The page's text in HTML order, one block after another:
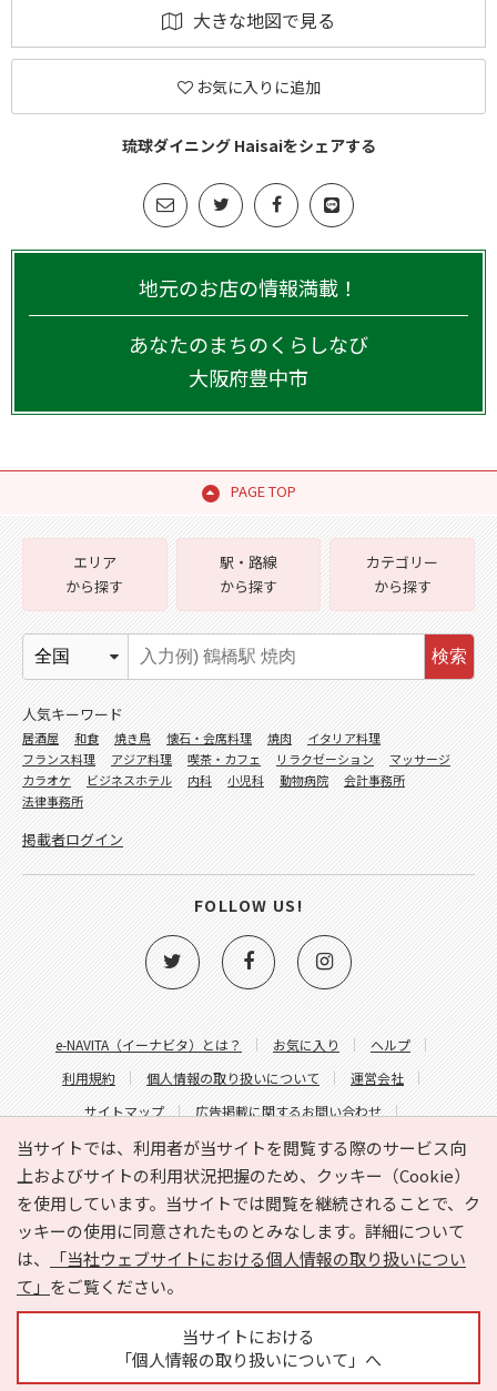
大きな地図で見る
お気に入りに追加
琉球ダイニング Haisaiをシェアする
地元のお店の情報満載！
あなたのまちのくらしなび
大阪府豊中市
PAGE TOP
当サイトでは、利用者が当サイトを閲覧する際のサービス向
上およびサイトの利用状況把握のため、クッキー（Cookie）
を使用しています。当サイトでは閲覧を継続されることで、ク
ッキーの使用に同意されたものとみなします。詳細について
は、
「当社ウェブサイトにおける個人情報の取り扱いについ
て」 をご覧ください。
当サイトにおける
「個人情報の取り扱いについて」へ
e-NAVITA（イーナビタ）とは？ お気に入り
ヘルプ
利用規約
個人情報の取り扱いについて
運営会社
サイトマップ
広告掲載に関するお問い合わせ
サイトの内容に関するお問い合わせ
エリア
から探す
駅・路線
から探す
カテゴリー
から探す
検索
人気キーワード
居酒屋 和食 焼き鳥 懐石・会席料理 焼肉
イタリア料理
フランス料理
アジア料理 喫茶・カフェ リラクゼーション
マッサージ
カラオケ
ビジネスホテル 内科 小児科 動物病院
会計事務所
法律事務所
掲載者ログイン
FOLLOW US!
Copyright © HYOJITO.Co.,Ltd. All Rights Reserved.